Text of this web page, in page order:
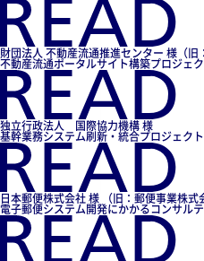
財団法人 不動産流通推進センター 様（旧
不動産流通ポータルサイト構築プロジェ
独立行政法人 国際協力機構 様
基幹業務システム刷新・統合プロジェクト
日本郵便株式会社 様 （旧：郵便事業株式
電子郵便システム開発にかかるコンサル